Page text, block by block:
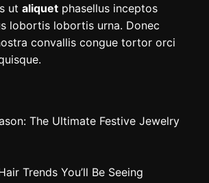
ut aliquet phasellus inceptos
lobortis lobortis urna. Donec
convallis congue tortor orci
The Ultimate Festive Jewelry
Trends You’ll Be Seeing